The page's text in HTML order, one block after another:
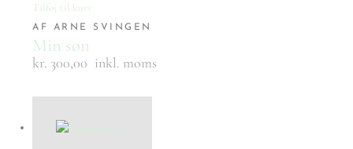
Tilføj til kurv
AF ARNE SVINGEN
Min søn
kr. 300,00 inkl. moms